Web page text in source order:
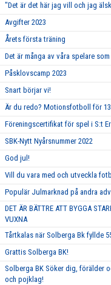
"Det är det här jag vill och jag
Avgifter 2023
Årets första träning
Det är många av våra spelare
Påsklovscamp 2023
Snart börjar vi!
Är du redo? Motionsfotboll för
Föreningscertifikat för spel i S:t
SBK-Nytt Nyårsnummer 2022
God jul!
Vill du vara med och utveckla
Populär Julmarknad på andra
DET ÄR BÄTTRE ATT BYGGA
VUXNA
Tårtkalas när Solberga Bk fyllde
Grattis Solberga BK!
Solberga BK Söker dig, förälder
och pojklag!